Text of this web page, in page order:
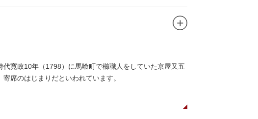
寛政10年（1798）に馬喰町で櫛職人をしていた京屋又五
席のはじまりだといわれています。